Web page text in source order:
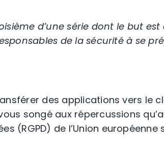
d’une série dont le but est
de la sécurité à se
des applications vers le
songé aux répercussions
(RGPD) de l’Union européenne